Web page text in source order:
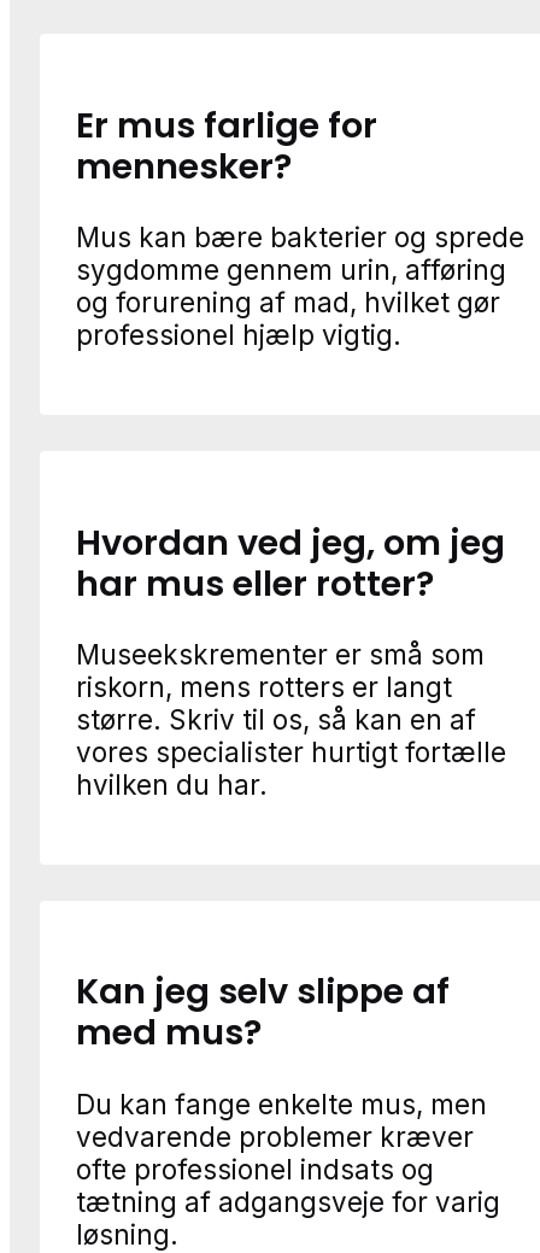
Er mus farlige for
mennesker?
Mus kan bære bakterier og sprede
sygdomme gennem urin, afføring
og forurening af mad, hvilket gør
professionel hjælp vigtig.
Hvordan ved jeg, om jeg
har mus eller rotter?
Museekskrementer er små som
riskorn, mens rotters er langt
større. Skriv til os, så kan en af
vores specialister hurtigt fortælle
hvilken du har.
Kan jeg selv slippe af
med mus?
Du kan fange enkelte mus, men
vedvarende problemer kræver
ofte professionel indsats og
tætning af adgangsveje for varig
løsning.